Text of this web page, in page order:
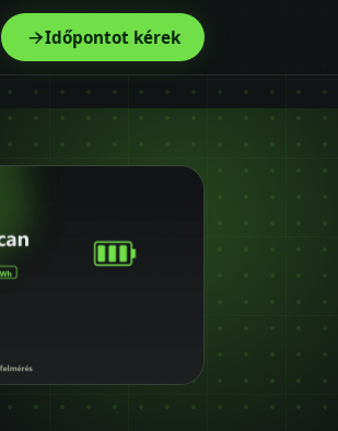
Időpontot kérek